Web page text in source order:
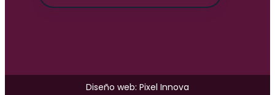
Diseño web: Pixel Innova